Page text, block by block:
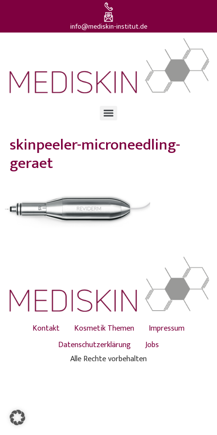
info@mediskin-institut.de
skinpeeler-microneedling-
geraet
Kontakt Kosmetik Themen
Impressum
Datenschutzerklärung
Jobs
Alle Rechte vorbehalten